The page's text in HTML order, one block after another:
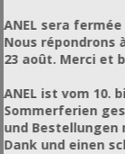
ANEL sera
Nous répondrons
23 août. Merci et
ANEL ist vom 10.
Sommerferien
und Bestellungen
Dank und einen